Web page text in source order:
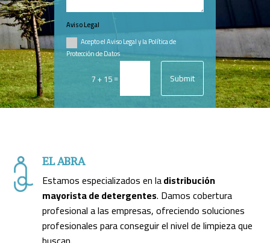
Aviso Legal
Acepto el Aviso Legal y la Política de
Protección de Datos
7 + 15= Submit
EL ABRA
Estamos especializados en ladistribución
mayorista de detergentes. Damos cobertura
profesional a las empresas, ofreciendo soluciones
profesionales para conseguir el nivel de limpieza que